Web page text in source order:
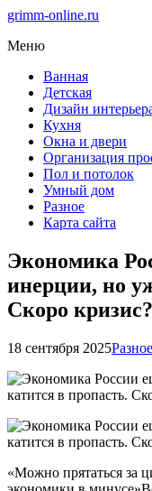
grimm-online.ru
Меню
Ванная
Детская
Дизайн
Кухня
Окна и двери
Организация
Пол и потолок
Умный дом
Разное
Карта сайта
Экономика
инерции, но
Скоро кризис?
18 сентября 2025Разное
«Можно прятаться за